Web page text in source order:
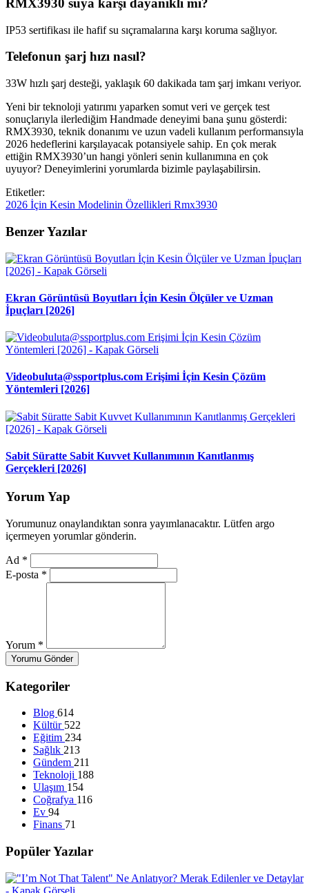
RMX3930 suya karşı dayanıklı mı?
IP53 sertifikası ile hafif su sıçramalarına karşı koruma sağlıyor.
Telefonun şarj hızı nasıl?
33W hızlı şarj desteği, yaklaşık 60 dakikada tam şarj imkanı veriyor.
Yeni bir teknoloji yatırımı yaparken somut veri ve gerçek test
sonuçlarıyla ilerlediğim Handmade deneyimi bana şunu gösterdi:
RMX3930, teknik donanımı ve uzun vadeli kullanım performansıyla
2026 hedeflerini karşılayacak potansiyele sahip. En çok merak
ettiğin RMX3930’un hangi yönleri senin kullanımına en çok
uyuyor? Deneyimlerini yorumlarda bizimle paylaşabilirsin.
Etiketler:
2026 İçin Kesin Modelinin Özellikleri Rmx3930
Benzer Yazılar
Ekran Görüntüsü Boyutları İçin Kesin Ölçüler ve Uzman
İpuçları [2026]
Videobuluta@ssportplus.com Erişimi İçin Kesin Çözüm
Yöntemleri [2026]
Sabit Süratte Sabit Kuvvet Kullanımının Kanıtlanmış
Gerçekleri [2026]
Yorum Yap
Yorumunuz onaylandıktan sonra yayımlanacaktır. Lütfen argo
içermeyen yorumlar gönderin.
Ad *
E-posta *
Yorum *
Yorumu Gönder
Kategoriler
Blog 614
Kültür 522
Eğitim 234
Sağlık 213
Gündem 211
Teknoloji 188
Ulaşım 154
Coğrafya 116
Ev 94
Finans 71
Popüler Yazılar